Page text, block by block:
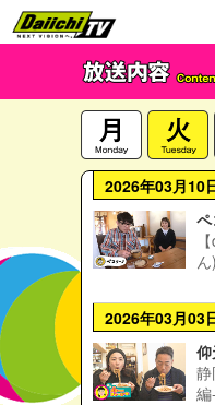
2026年03月10
ん
2026年03月03
編-